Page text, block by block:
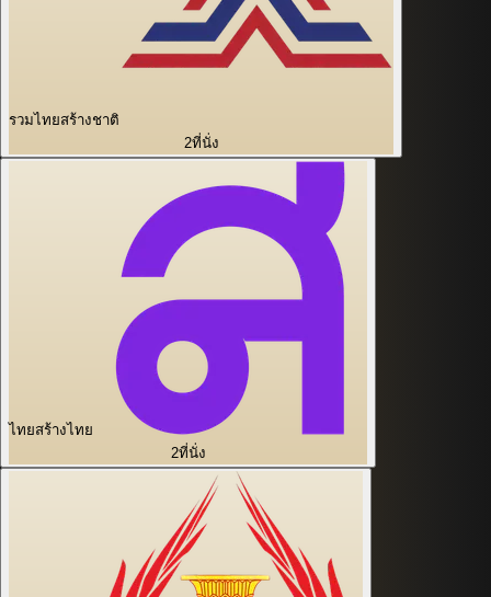
รวมไทยสร้างชาติ
2ที่นั่ง
ไทยสร้างไทย
2ที่นั่ง